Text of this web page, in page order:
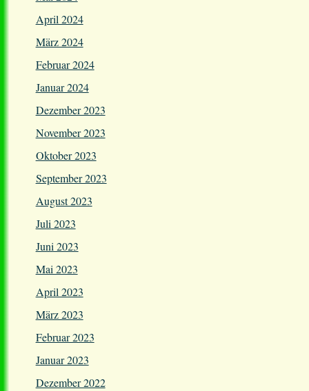
April 2024
März 2024
Februar 2024
Januar 2024
Dezember 2023
November 2023
Oktober 2023
September 2023
August 2023
Juli 2023
Juni 2023
Mai 2023
April 2023
März 2023
Februar 2023
Januar 2023
Dezember 2022